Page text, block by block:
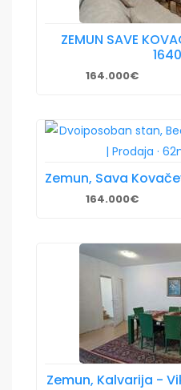
ZEMUN SAVE
164.000€
Zemun, Sava
164.000€
Zemun, Kalvarija -